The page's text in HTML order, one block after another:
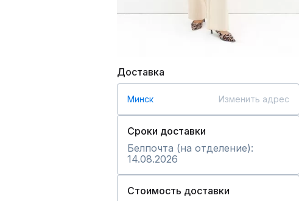
Доставка
Минск Изменить адрес
Сроки доставки
Белпочта (на отделение):
14.08.2026
Стоимость доставки